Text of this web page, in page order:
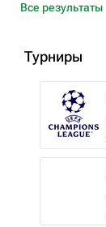
Все результаты
Турниры